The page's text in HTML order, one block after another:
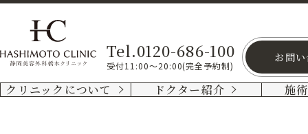
Tel.0120-686-100
受付11:00～20:00(完全予約制)
お問
クリニックについて ドクター紹介 施